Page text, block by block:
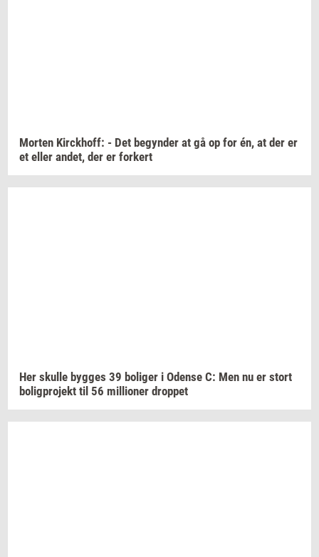
Mor­ten Kirck­hoff: - Det be­gyn­der at gå op for én, at der er
et eller andet, der er for­kert
Her skul­le byg­ges 39 bo­li­ger i Oden­se C: Men nu er stort
bo­lig­pro­jekt til 56 mil­li­o­ner drop­pet